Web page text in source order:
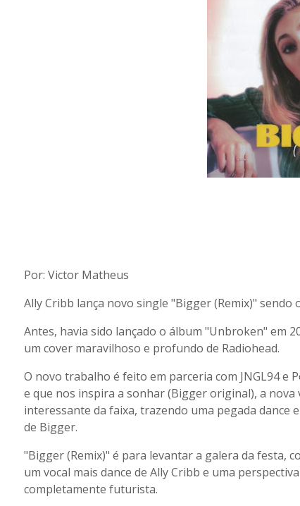
Por: Victor Matheus
Ally Cribb lança novo single "Bigger (Remix)"
Antes, havia sido lançado o álbum "Unbroken" em
um cover maravilhoso e profundo de Radiohead.
O novo trabalho é feito em parceria com JNGL94 e
e que nos inspira a sonhar (Bigger original), a
interessante da faixa, trazendo uma pegada dance
de Bigger.
"Bigger (Remix)" é para levantar a galera da festa,
um vocal mais dance de Ally Cribb e uma
completamente futurista.